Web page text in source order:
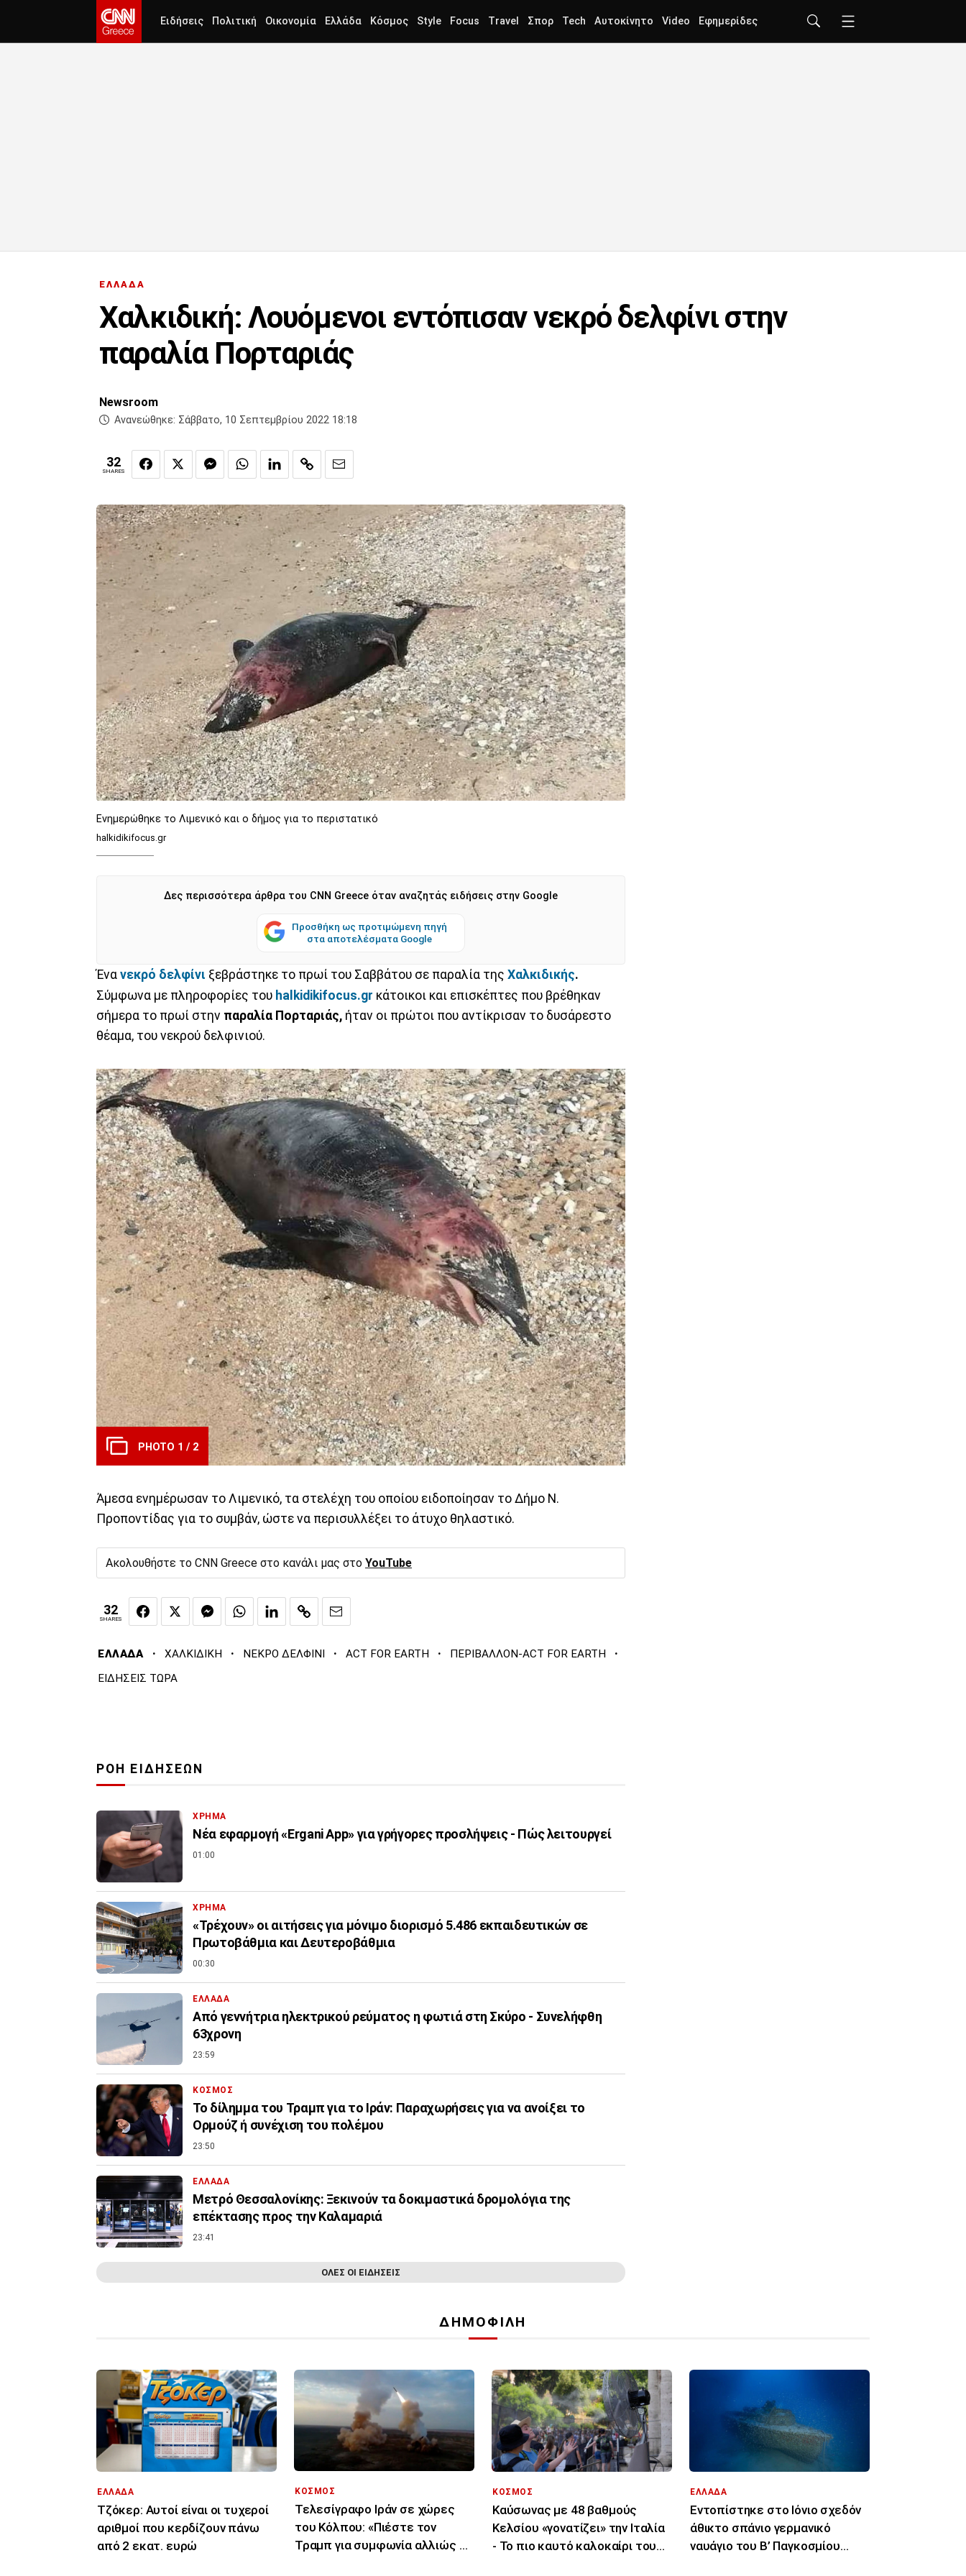
Ειδήσεις Πολιτική Οικονομία Ελλάδα Κόσμος Style Focus Travel Σπορ Tech Αυτοκίνητο Video Εφημερίδες
ΕΛΛΑΔΑ
Χαλκιδική: Λουόμενοι εντόπισαν νεκρό δελφίνι στην
παραλία Πορταριάς
Newsroom
Ανανεώθηκε: Σάββατο, 10 Σεπτεμβρίου 2022 18:18
32
SHARES
Ενημερώθηκε το Λιμενικό και ο δήμος για το περιστατικό
halkidikifocus.gr
Δες περισσότερα άρθρα του CNN Greece όταν αναζητάς ειδήσεις στην Google
Προσθήκη ως προτιμώμενη πηγή
στα αποτελέσματα Google
Ένα νεκρό δελφίνι ξεβράστηκε το πρωί του Σαββάτου σε παραλία της Χαλκιδικής.
Σύμφωνα με πληροφορίες του halkidikifocus.gr κάτοικοι και επισκέπτες που βρέθηκαν
σήμερα το πρωί στην παραλία Πορταριάς, ήταν οι πρώτοι που αντίκρισαν το δυσάρεστο
θέαμα, του νεκρού δελφινιού.
PHOTO 1 / 2
Άμεσα ενημέρωσαν το Λιμενικό, τα στελέχη του οποίου ειδοποίησαν το Δήμο Ν.
Προποντίδας για το συμβάν, ώστε να περισυλλέξει το άτυχο θηλαστικό.
Ακολουθήστε το CNN Greece στο κανάλι μας στο YouTube
32
SHARES
ΕΛΛΑΔΑ · ΧΑΛΚΙΔΙΚΗ · ΝΕΚΡΟ ΔΕΛΦΙΝΙ · ACT FOR EARTH · ΠΕΡΙΒΑΛΛΟΝ-ACT FOR EARTH ·
ΕΙΔΗΣΕΙΣ ΤΩΡΑ
ΡΟΗ ΕΙΔΗΣΕΩΝ
ΧΡΗΜΑ
Νέα εφαρμογή «Ergani App» για γρήγορες προσλήψεις - Πώς λειτουργεί
01:00
ΧΡΗΜΑ
«Τρέχουν» οι αιτήσεις για μόνιμο διορισμό 5.486 εκπαιδευτικών σε
Πρωτοβάθμια και Δευτεροβάθμια
00:30
ΕΛΛΑΔΑ
Από γεννήτρια ηλεκτρικού ρεύματος η φωτιά στη Σκύρο - Συνελήφθη
63χρονη
23:59
ΚΟΣΜΟΣ
Το δίλημμα του Τραμπ για το Ιράν: Παραχωρήσεις για να ανοίξει το
Ορμούζ ή συνέχιση του πολέμου
23:50
ΕΛΛΑΔΑ
Μετρό Θεσσαλονίκης: Ξεκινούν τα δοκιμαστικά δρομολόγια της
επέκτασης προς την Καλαμαριά
23:41
ΟΛΕΣ ΟΙ ΕΙΔΗΣΕΙΣ
ΔΗΜΟΦΙΛΗ
ΕΛΛΑΔΑ
Τζόκερ: Αυτοί είναι οι τυχεροί
αριθμοί που κερδίζουν πάνω
από 2 εκατ. ευρώ
ΚΟΣΜΟΣ
Τελεσίγραφο Ιράν σε χώρες
του Κόλπου: «Πιέστε τον
Τραμπ για συμφωνία αλλιώς θα
ΚΟΣΜΟΣ
Καύσωνας με 48 βαθμούς
Κελσίου «γονατίζει» την Ιταλία
- Το πιο καυτό καλοκαίρι του
ΕΛΛΑΔΑ
Εντοπίστηκε στο Ιόνιο σχεδόν
άθικτο σπάνιο γερμανικό
ναυάγιο του Β’ Παγκοσμίου